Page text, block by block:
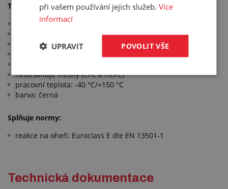
Technické parametry:
materiál: EPDM
dobrá UV ochrana
neobsahuje freony (CFC a HCFC)
pracovní teplota: -40 °C/+150 °C
barva: černá
Splňuje normy:
reakce na oheň: Euroclass E dle EN 13501-1
Technická dokumentace
při vašem používání jejich služeb.Více
informací
POVOLIT VŠE
UPRAVIT